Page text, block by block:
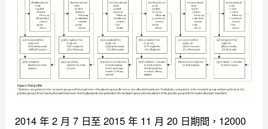
2014 年 2 月 7 日至 2015 年 11 月 20 日期間，12000